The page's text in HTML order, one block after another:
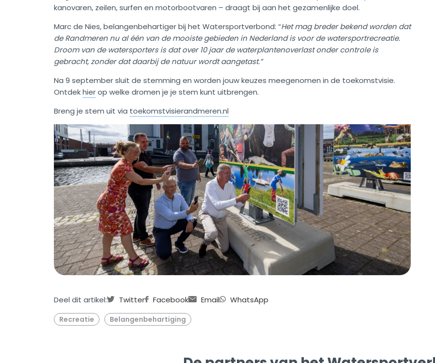
kanovaren, zeilen, surfen en motorbootvaren – draagt bij aan het gezamenlijke doel.
Marc de Nies, belangenbehartiger bij het Watersportverbond: “Het mag breder bekend worden dat
de Randmeren nu al één van de mooiste gebieden in Nederland is voor de watersportrecreatie.
Droom van de watersporters is dat over 10 jaar de waterplantenoverlast onder controle is
gebracht, zonder dat daarbij de natuur wordt aangetast.”
Na 9 september sluit de stemming en worden jouw keuzes meegenomen in de toekomstvisie.
Ontdekhierop welke dromen je je stem kunt uitbrengen.
Breng je stem uit via toekomstvisierandmeren.nl
Deel dit artikel: Twitter Facebook Email WhatsApp
Recreatie Belangenbehartiging